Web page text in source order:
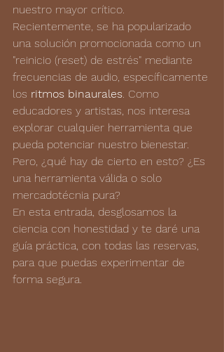
nuestro mayor crítico.
Recientemente, se ha popularizado
una solución promocionada como un
"reinicio (reset) de estrés" mediante
frecuencias de audio, específicamente
los ritmos binaurales. Como
educadores y artistas, nos interesa
explorar cualquier herramienta que
pueda potenciar nuestro bienestar.
Pero, ¿qué hay de cierto en esto? ¿Es
una herramienta válida o solo
mercadotécnia pura?
En esta entrada, desglosamos la
ciencia con honestidad y te daré una
guía práctica, con todas las reservas,
para que puedas experimentar de
forma segura.